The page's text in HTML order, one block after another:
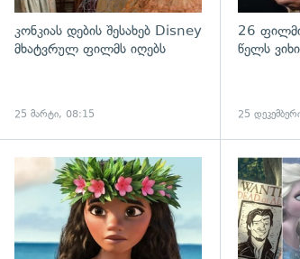
კონკიას დების შესახებ Disney
მხატვრულ ფილმს იღებს
25 მარტი, 08:15
26
წელს
25
გადახედვა